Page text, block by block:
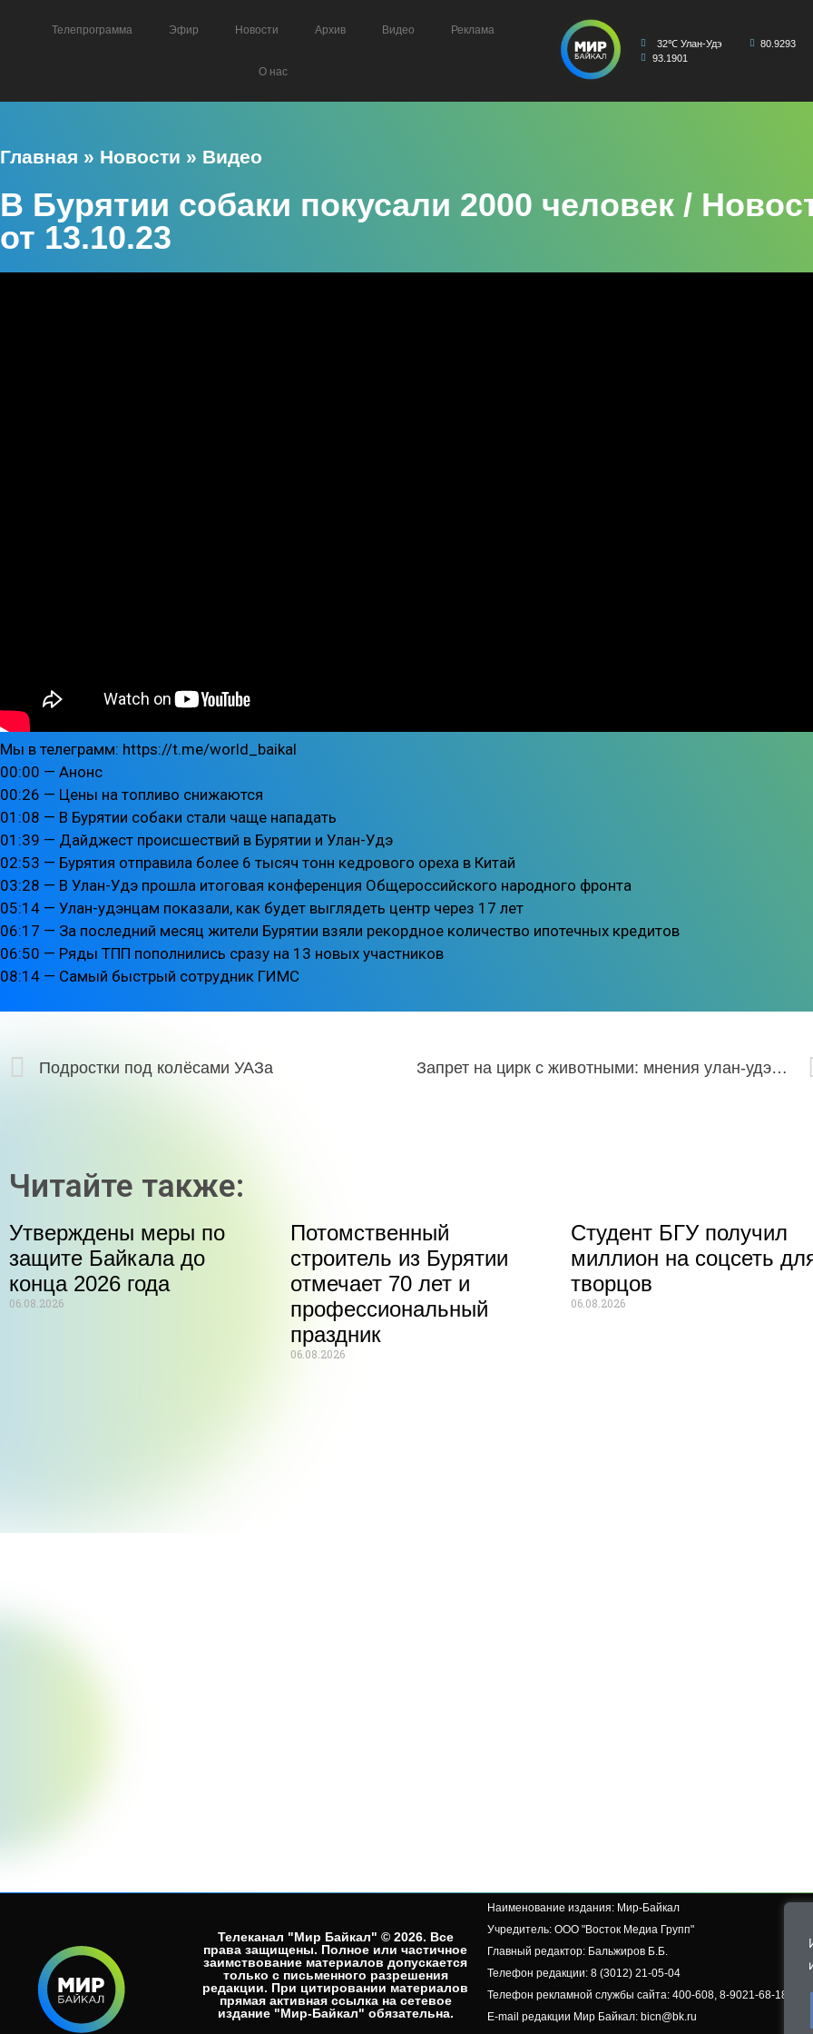
Телепрограмма Эфир Новости Архив Видео Реклама
О нас
32℃ Улан-Удэ
80.9293
93.1901
Главная » Новости » Видео
В Бурятии собаки покусали 2000 человек /
от 13.10.23
Мы в телеграмм: https://t.me/world_baikal
00:00 — Анонс
00:26 — Цены на топливо снижаются
01:08 — В Бурятии собаки стали чаще нападать
01:39 — Дайджест происшествий в Бурятии и Улан-Удэ
02:53 — Бурятия отправила более 6 тысяч тонн кедрового ореха в Китай
03:28 — В Улан-Удэ прошла итоговая конференция Общероссийского народного фронта
05:14 — Улан-удэнцам показали, как будет выглядеть центр через 17 лет
06:17 — За последний месяц жители Бурятии взяли рекордное количество ипотечных кредитов
06:50 — Ряды ТПП пополнились сразу на 13 новых участников
08:14 — Самый быстрый сотрудник ГИМС
Подростки под колёсами УАЗа Запрет на цирк с животными: мнения улан-удэнцев
Читайте также:
Утверждены меры по
защите Байкала до
конца 2026 года
06.08.2026
Потомственный
строитель из Бурятии
отмечает 70 лет и
профессиональный
праздник
06.08.2026
Студент БГУ получил
миллион на соцсеть
творцов
06.08.2026
Телеканал "Мир Байкал" © 2026. Все
права защищены. Полное или частичное
заимствование материалов допускается
только с письменного разрешения
редакции. При цитировании материалов
прямая активная ссылка на сетевое
издание "Мир-Байкал" обязательна.​
Наименование издания: Мир-Байкал
Учредитель: ООО "Восток Медиа Групп"
Главный редактор: Бальжиров Б.Б.
Телефон редакции: 8 (3012) 21-05-04
Телефон рекламной службы сайта: 400-608, 8-9021-68-18-50,
E-mail редакции Мир Байкал: bicn@bk.ru